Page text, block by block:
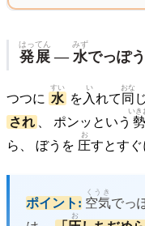
発
はっ
展
てん
— 水
みず
でっぽ
つつに 水
すい
を 入
い
れて 同
おな
され 、 ポンッという 勢
いき
ら、 ぼうを 圧
お
すとすぐ
ポイント: 空気
くうき
でっ
お